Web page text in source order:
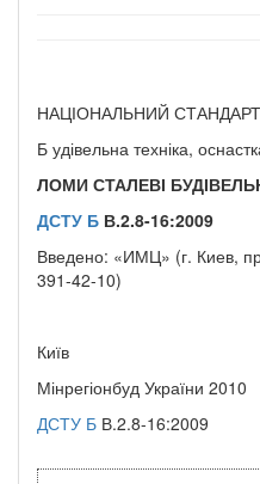
НАЦІОНАЛЬНИЙ
Б удівельна техніка,
ЛОМИ СТАЛЕВІ
ДСТУ Б В.2.8-16:2009
Введено: «ИМЦ» (г. Киев,
391-42-10)
Київ
Мінрегіонбуд України 2010
ДСТУ Б В.2.8-16:2009